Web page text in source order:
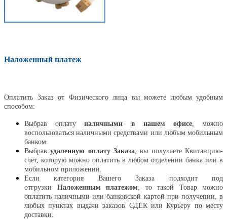
Наложенный платеж
Оплатить Заказ от Физического лица вы можете любым удобным
способом:
Выбрав оплатуналичными в нашем офисе, можно
воспользоваться наличными средствами или любым мобильным
банком.
Выбравудаленную оплату Заказа , вы получаете Квитанцию-
счёт, которую можно оплатить в любом отделении банка или в
мобильном приложении.
Если категория Вашего Заказа подходит под
отгрузки Наложенным платежом , то такой Товар можно
оплатить наличными или банковской картой при получении, в
любых пунктах выдачи заказов СДЕК или Курьеру по месту
доставки.